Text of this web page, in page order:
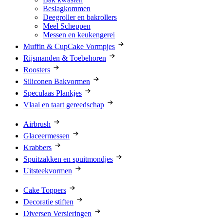
Beslagkommen
Deegroller en bakrollers
Meel Scheppen
Messen en keukengerei
Muffin & CupCake Vormpjes
Rijsmanden & Toebehoren
Roosters
Siliconen Bakvormen
Speculaas Plankjes
Vlaai en taart gereedschap
Airbrush
Glaceermessen
Krabbers
Spuitzakken en spuitmondjes
Uitsteekvormen
Cake Toppers
Decoratie stiften
Diversen Versieringen